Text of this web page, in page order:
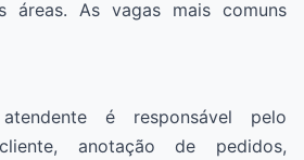
áreas. As vagas mais comuns
é responsável pelo
anotação de pedidos,